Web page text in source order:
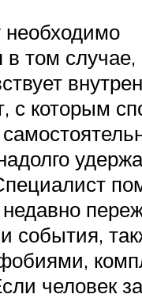
необходимо
том случае,
с которым
недавно
события,
человек